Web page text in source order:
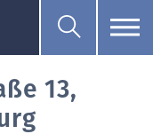
13,